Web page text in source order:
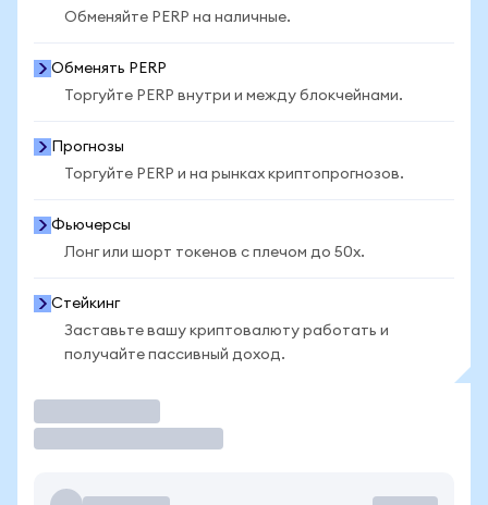
Обменяйте PERP на наличные.
Обменять PERP
Торгуйте PERP внутри и между блокчейнами.
Прогнозы
Торгуйте PERP и на рынках криптопрогнозов.
Фьючерсы
Лонг или шорт токенов с плечом до 50x.
Стейкинг
Заставьте вашу криптовалюту работать и
получайте пассивный доход.